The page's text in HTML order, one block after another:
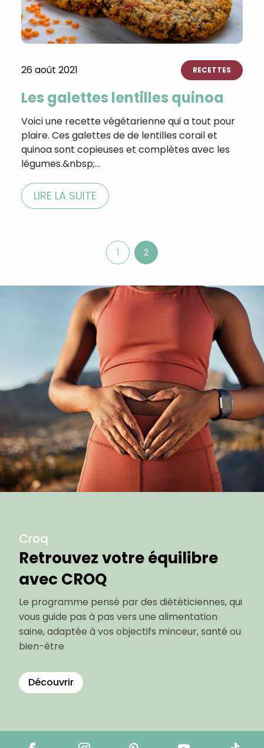
26 août 2021 RECETTES
Les galettes lentilles quinoa
Voici une recette végétarienne qui a tout pour
plaire. Ces galettes de de lentilles corail et
quinoa sont copieuses et complètes avec les
légumes.&nbsp;…
LIRE LA SUITE
1 2
Croq
Retrouvez votre équilibre
avec CROQ
Le programme pensé par des diététiciennes, qui
vous guide pas à pas vers une alimentation
saine, adaptée à vos objectifs minceur, santé ou
bien-être
Découvrir